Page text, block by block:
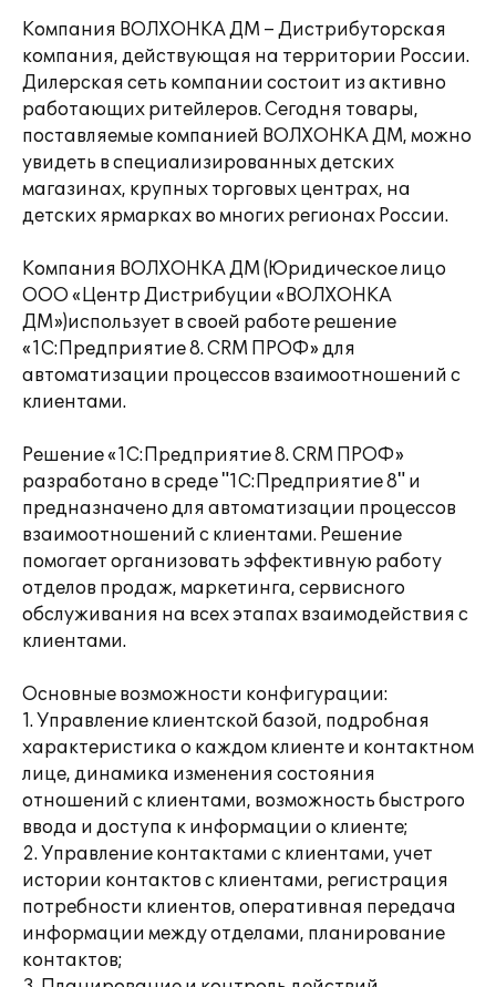
Компания ВОЛХОНКА ДМ – Дистрибуторская
компания, действующая на территории России.
Дилерская сеть компании состоит из активно
работающих ритейлеров. Сегодня товары,
поставляемые компанией ВОЛХОНКА ДМ, можно
увидеть в специализированных детских
магазинах, крупных торговых центрах, на
детских ярмарках во многих регионах России.
Компания ВОЛХОНКА ДМ (Юридическое лицо
ООО «Центр Дистрибуции «ВОЛХОНКА
ДМ»)использует в своей работе решение
«1С:Предприятие 8. CRM ПРОФ» для
автоматизации процессов взаимоотношений с
клиентами.
Решение «1С:Предприятие 8. CRM ПРОФ»
разработано в среде "1С:Предприятие 8" и
предназначено для автоматизации процессов
взаимоотношений с клиентами. Решение
помогает организовать эффективную работу
отделов продаж, маркетинга, сервисного
обслуживания на всех этапах взаимодействия с
клиентами.
Основные возможности конфигурации:
1. Управление клиентской базой, подробная
характеристика о каждом клиенте и контактном
лице, динамика изменения состояния
отношений с клиентами, возможность быстрого
ввода и доступа к информации о клиенте;
2. Управление контактами с клиентами, учет
истории контактов с клиентами, регистрация
потребности клиентов, оперативная передача
информации между отделами, планирование
контактов;